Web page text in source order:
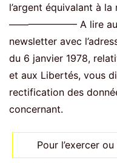
l’argent équivalant à
——————— A lire
newsletter avec
du 6 janvier 1978,
et aux Libertés, vous
rectification des
concernant.
Pour l’exercer